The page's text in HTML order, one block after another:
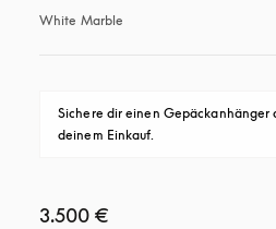
White Marble
Sichere dir einen Gepäckanhänger
deinem Einkauf.
3.500 €